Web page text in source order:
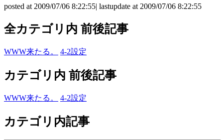
posted at 2009/07/06 8:22:55| lastupdate at 2009/07/06 8:22:55
全カテゴリ内 前後記事
WWW来たる。 4-2設定
カテゴリ内 前後記事
WWW来たる。 4-2設定
カテゴリ内記事